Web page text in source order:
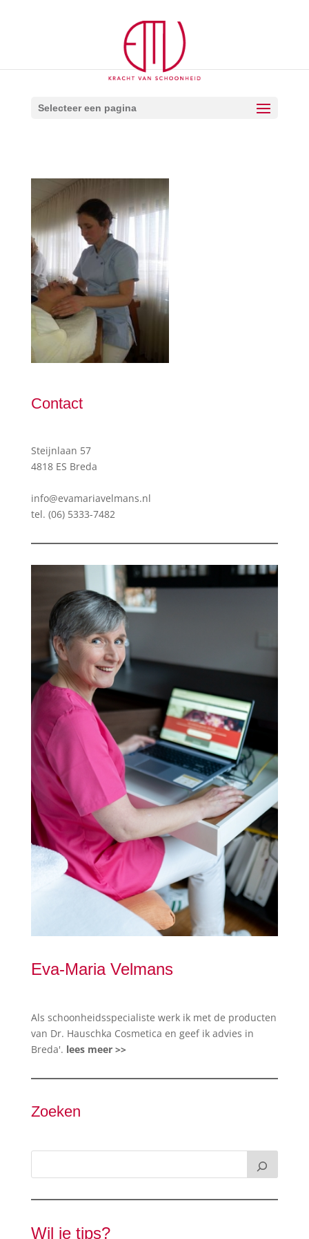
Selecteer een pagina
Contact
Steijnlaan 57
4818 ES Breda
info@evamariavelmans.nl
tel. (06) 5333-7482
Eva-Maria Velmans
Als schoonheidsspecialiste werk ik met de producten
van Dr. Hauschka Cosmetica en geef ik advies in
Breda'. lees meer >>
Zoeken
Wil je tips?